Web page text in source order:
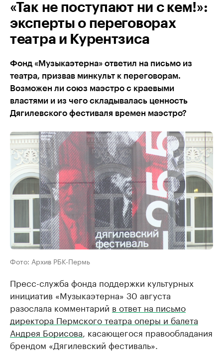
«Так не поступают ни с кем!»:
эксперты о переговорах
театра и Курентзиса
Фонд «Музыкаэтерна» ответил на письмо из
театра, призвав минкульт к переговорам.
Возможен ли союз маэстро с краевыми
властями и из чего складывалась ценность
Дягилевского фестиваля времен маэстро?
Фото: Архив РБК-Пермь
Пресс-служба фонда поддержки культурных
инициатив «Музыкаэтерна» 30 августа
разослала комментарий в ответ на письмо
директора Пермского театра оперы и балета
Андрея Борисова, касающегося правообладания
брендом «Дягилевский фестиваль».